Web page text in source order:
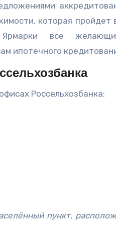
которая пройдет
все
ипотечного
Россельхозбанка:
пункт,